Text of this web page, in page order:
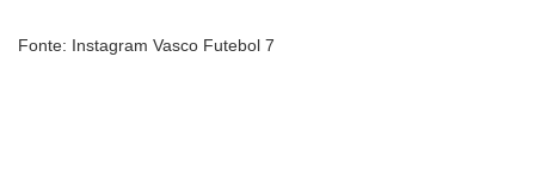
Fonte: Instagram Vasco Futebol 7